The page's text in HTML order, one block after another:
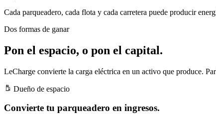
Cada parqueadero, cada flota y cada carretera puede producir
Dos formas de ganar
Pon el espacio, o pon el capital.
LeCharge convierte la carga eléctrica en un activo que produce.
Dueño de espacio
Convierte tu parqueadero en ingresos.